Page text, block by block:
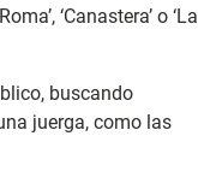
‘Canastera’ o ‘La
buscando
juerga, como las